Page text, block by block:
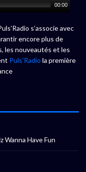
00:00
s’associe avec
encore plus de
les nouveautés et les
Puls’Radio la première
Wanna Have Fun